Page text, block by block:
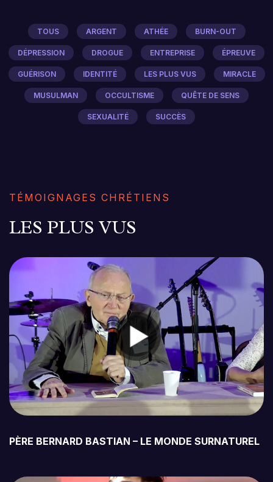
TOUS ARGENT ATHÉE BURN-OUT
DÉPRESSION DROGUE ENTREPRISE ÉPREUVE
GUÉRISON IDENTITÉ LES PLUS VUS MIRACLE
MUSULMAN OCCULTISME QUÊTE DE SENS
SEXUALITÉ SUCCÈS
TÉMOIGNAGES CHRÉTIENS
LES PLUS VUS
PÈRE BERNARD BASTIAN – LE MONDE SURNATUREL